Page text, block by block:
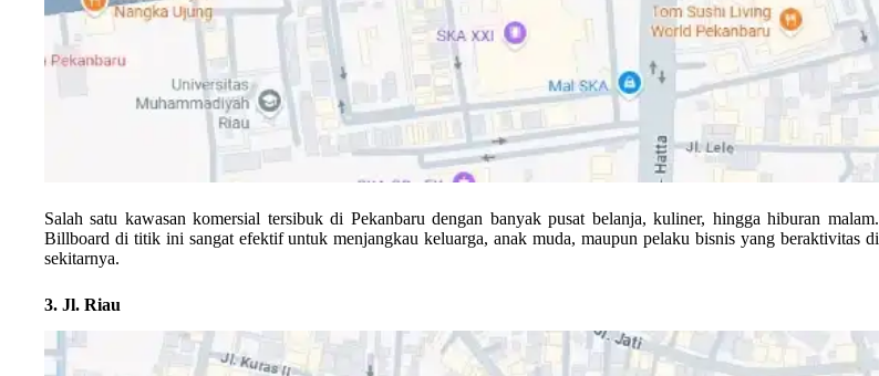
Salah satu kawasan komersial tersibuk di Pekanbaru dengan banyak pusat belanja, kuliner, hingga hiburan malam.
Billboard di titik ini sangat efektif untuk menjangkau keluarga, anak muda, maupun pelaku bisnis yang beraktivitas di
sekitarnya.
3. Jl. Riau